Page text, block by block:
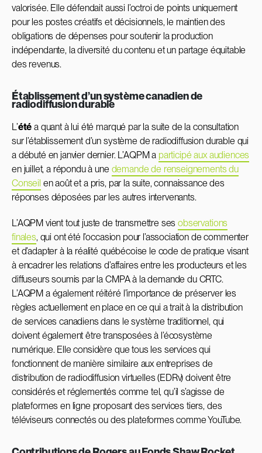
valorisée. Elle défendait aussi l’octroi de points uniquement
pour les postes créatifs et décisionnels, le maintien des
obligations de dépenses pour soutenir la production
indépendante, la diversité du contenu et un partage équitable
des revenus.
Établissement d’un système canadien de
radiodiffusion durable
L’été a quant à lui été marqué par la suite de la consultation
sur l’établissement d’un système de radiodiffusion durable qui
a débuté en janvier dernier. L’AQPM a participé aux audiences
en juillet, a répondu à une demande de renseignements du
Conseil en août et a pris, par la suite, connaissance des
réponses déposées par les autres intervenants.
L’AQPM vient tout juste de transmettre sesobservations
finales, qui ont été l’occasion pour l’association de commenter
et d’adapter à la réalité québécoise le code de pratique visant
à encadrer les relations d’affaires entre les producteurs et les
diffuseurs soumis par la CMPA à la demande du CRTC.
L’AQPM a également réitéré l’importance de préserver les
règles actuellement en place en ce qui a trait à la distribution
de services canadiens dans le système traditionnel, qui
doivent également être transposées à l’écosystème
numérique. Elle considère que tous les services qui
fonctionnent de manière similaire aux entreprises de
distribution de radiodiffusion virtuelles (EDRv) doivent être
considérés et réglementés comme tel, qu’il s’agisse de
plateformes en ligne proposant des services tiers, des
téléviseurs connectés ou des plateformes comme YouTube.